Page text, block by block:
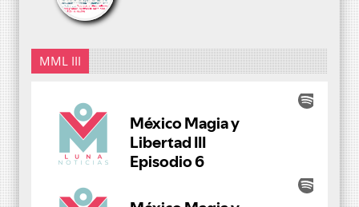
MML III